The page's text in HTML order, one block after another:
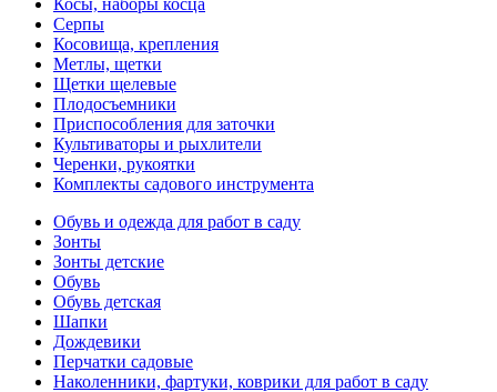
Косы, наборы косца
Серпы
Косовища, крепления
Метлы, щетки
Щетки щелевые
Плодосъемники
Приспособления для заточки
Культиваторы и рыхлители
Черенки, рукоятки
Комплекты садового инструмента
Обувь и одежда для работ в саду
Зонты
Зонты детские
Обувь
Обувь детская
Шапки
Дождевики
Перчатки садовые
Наколенники, фартуки, коврики для работ в саду